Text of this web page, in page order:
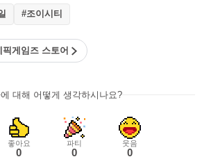
#조이시티
게임즈 스토어
대해 어떻게 생각하시나요?
좋아요
0
파티
0
웃음
0